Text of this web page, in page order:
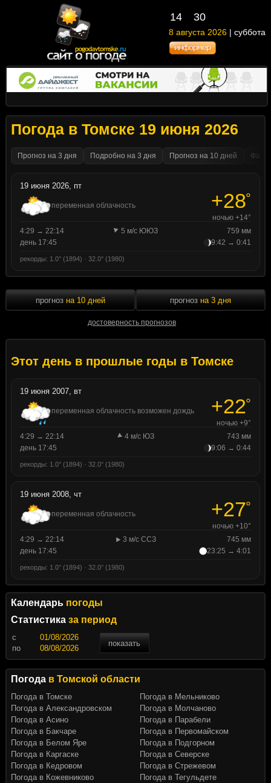
14 30
8 августа 2026 | суббота
Погода в Томске 19 июня 2026
Прогноз на 3 дня Подробно на 3 дня Прогноз на 10 дней
19 июня 2026, пт
переменная облачность +28°
ночью +14°
4:29 → 22:14
5 м/с ЮЮЗ
759 мм
день 17:45
9:42 → 0:41
рекорды: 1.0° (1894) · 32.0° (1980)
прогноз на 10 дней
достоверность прогнозов
прогноз на 3 дня
Этот день в прошлые годы в Томске
19 июня 2007, вт
переменная облачность возможен дождь +22°
ночью +9°
4:29 → 22:14
4 м/с ЮЗ
743 мм
день 17:45
9:06 → 0:44
рекорды: 1.0° (1894) · 32.0° (1980)
19 июня 2008, чт
переменная облачность +27°
ночью +10°
4:29 → 22:14
3 м/с ССЗ
745 мм
день 17:45
23:25 → 4:01
рекорды: 1.0° (1894) · 32.0° (1980)
Календарь погоды
Статистика за период
c
показать
по
Погода в Томской области
Погода в Томске
Погода в Александровском
Погода в Асино
Погода в Бакчаре
Погода в Белом Яре
Погода в Каргаске
Погода в Кедровом
Погода в Кожевниково
Погода в Мельниково
Погода в Молчаново
Погода в Парабели
Погода в Первомайском
Погода в Подгорном
Погода в Северске
Погода в Стрежевом
Погода в Тегульдете